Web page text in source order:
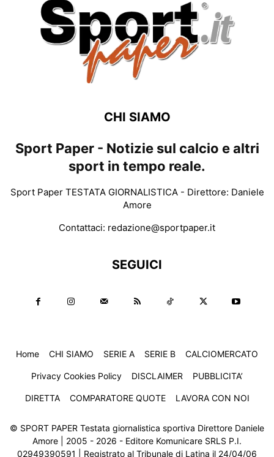
CHI SIAMO
Sport Paper - Notizie sul calcio e altri
sport in tempo reale.
Sport Paper TESTATA GIORNALISTICA - Direttore: Daniele
Amore
Contattaci: redazione@sportpaper.it
SEGUICI
Home CHI SIAMO SERIE A SERIE B CALCIOMERCATO
Privacy Cookies Policy DISCLAIMER PUBBLICITA’
DIRETTA COMPARATORE QUOTE LAVORA CON NOI
© SPORT PAPER Testata giornalistica sportiva Direttore Daniele
Amore | 2005 - 2026 - Editore Komunicare SRLS P.I.
02949390591 | Registrato al Tribunale di Latina il 24/04/06